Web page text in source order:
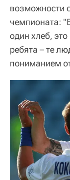
возможности
чемпионата:
один хлеб,
ребята – те
пониманием